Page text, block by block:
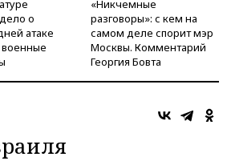
о
атаке
«Никчемные
разговоры»: с кем на
самом деле спорит мэр
Москвы. Комментарий
Георгия Бовта